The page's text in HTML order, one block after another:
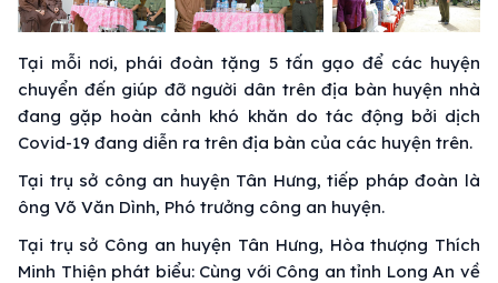
Tại mỗi nơi, phái đoàn tặng 5 tấn gạo để các huyện
chuyển đến giúp đỡ người dân trên địa bàn huyện nhà
đang gặp hoàn cảnh khó khăn do tác động bởi dịch
Covid-19 đang diễn ra trên địa bàn của các huyện trên.
Tại trụ sở công an huyện Tân Hưng, tiếp pháp đoàn là
ông Võ Văn Dình, Phó trưởng công an huyện.
Tại trụ sở Công an huyện Tân Hưng, Hòa thượng Thích
Minh Thiện phát biểu: Cùng với Công an tỉnh Long An về